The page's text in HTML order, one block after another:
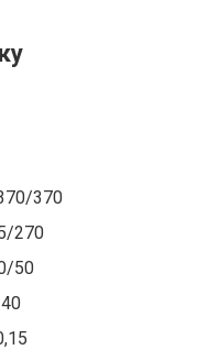
370
270
50
40